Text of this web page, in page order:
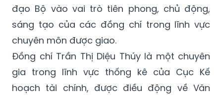
đạo Bộ vào vai trò tiên phong, chủ động,
sáng tạo của các đồng chí trong lĩnh vực
chuyên môn được giao.
Đồng chí Trần Thị Diệu Thúy là một chuyên
gia trong lĩnh vực thống kê của Cục Kế
hoạch tài chính, được điều động về Văn